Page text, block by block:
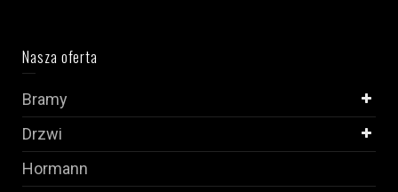
Nasza oferta
Bramy
Drzwi
Hormann